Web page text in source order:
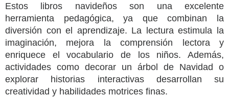
Estos libros navideños son una excelente
herramienta pedagógica, ya que combinan la
diversión con el aprendizaje. La lectura estimula la
imaginación, mejora la comprensión lectora y
enriquece el vocabulario de los niños. Además,
actividades como decorar un árbol de Navidad o
explorar historias interactivas desarrollan su
creatividad y habilidades motrices finas.